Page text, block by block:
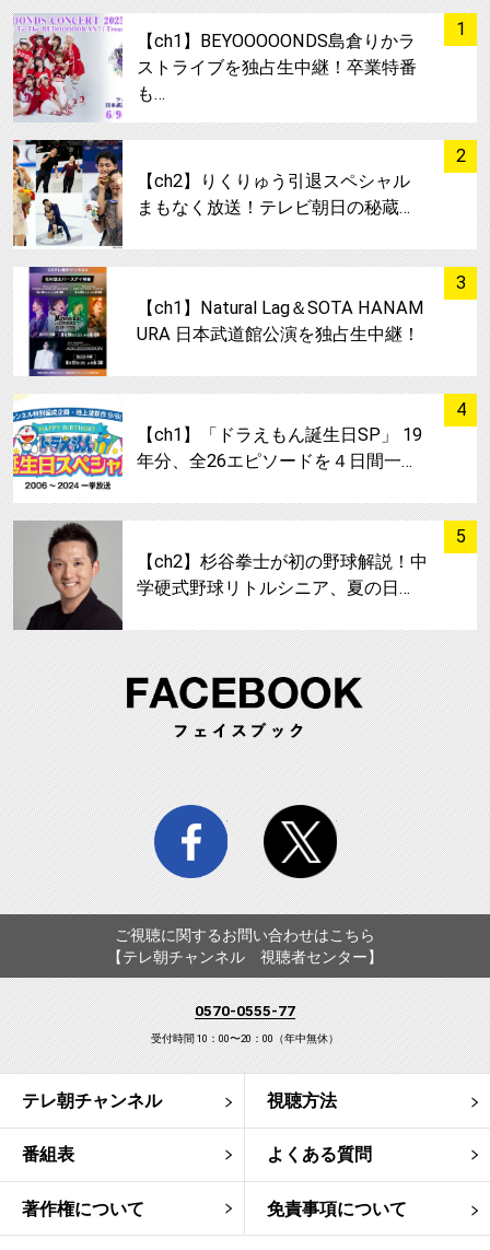
1
サムネイル
【ch1】BEYOOOOONDS島倉りかラ
ストライブを独占生中継！卒業特番
も…
2
サムネイル
【ch2】りくりゅう引退スペシャル
まもなく放送！テレビ朝日の秘蔵…
3
【ch1】Natural Lag＆SOTA HANAM
URA 日本武道館公演を独占生中継！
4
【ch1】「ドラえもん誕生日SP」 19
年分、全26エピソードを４日間一…
5
【ch2】杉谷拳士が初の野球解説！中
学硬式野球リトルシニア、夏の日…
facebook twitter
ご視聴に関するお問い合わせはこちら
【テレ朝チャンネル 視聴者センター】
0570-0555-77
受付時間 10：00〜20：00（年中無休）
テレ朝チャンネル 視聴方法
番組表 よくある質問
著作権について 免責事項について